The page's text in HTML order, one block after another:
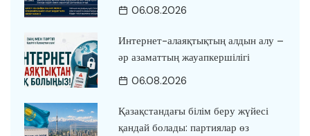
06.08.2026
Интернет-алаяқтықтың алдын алу –
әр азаматтың жауапкершілігі
06.08.2026
Қазақстандағы білім беру жүйесі
қандай болады: партиялар өз